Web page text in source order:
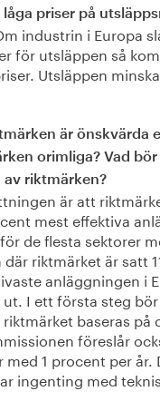
priser på
industrin i Europa
för utsläppen så
Utsläppen
är önskvärda
orimliga? Vad
av riktmärken?
är att
mest effektiva
de flesta sektorer
riktmärket är satt
anläggningen i
ut. I ett första steg
baseras på
föreslår
med 1 procent per år.
ingenting med